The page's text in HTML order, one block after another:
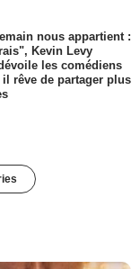
nous appartient :
Kevin Levy
les comédiens
rêve de partager plus